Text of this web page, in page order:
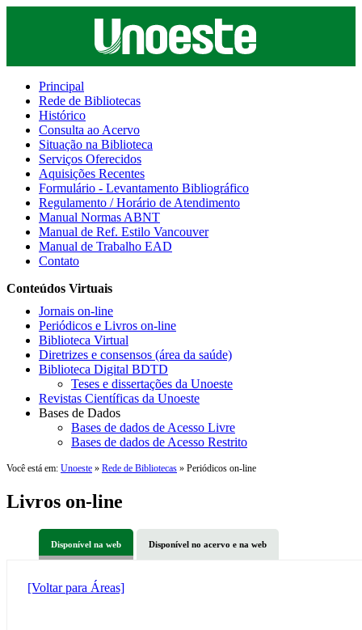
Principal
Rede de Bibliotecas
Histórico
Consulta ao Acervo
Situação na Biblioteca
Serviços Oferecidos
Aquisições Recentes
Formulário - Levantamento Bibliográfico
Regulamento / Horário de Atendimento
Manual Normas ABNT
Manual de Ref. Estilo Vancouver
Manual de Trabalho EAD
Contato
Conteúdos Virtuais
Jornais on-line
Periódicos e Livros on-line
Biblioteca Virtual
Diretrizes e consensos (área da saúde)
Biblioteca Digital BDTD
Teses e dissertações da Unoeste
Revistas Científicas da Unoeste
Bases de Dados
Bases de dados de Acesso Livre
Bases de dados de Acesso Restrito
Você está em: Unoeste » Rede de Bibliotecas » Periódicos on-line
Livros on-line
Disponível na web Disponível no acervo e na web
[Voltar para Áreas]